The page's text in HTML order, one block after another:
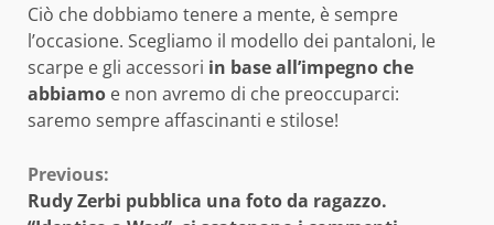
Ciò che dobbiamo tenere a mente, è sempre
l’occasione. Scegliamo il modello dei pantaloni, le
scarpe e gli accessori in base all’impegno che
abbiamo e non avremo di che preoccuparci:
saremo sempre affascinanti e stilose!
Continue
Previous:
Rudy Zerbi pubblica una foto da ragazzo.